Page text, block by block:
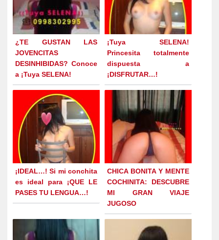
¿TE GUSTAN LAS
JOVENCITAS
DESINHIBIDAS? Conoce
a ¡Tuya SELENA!
¡Tuya SELENA!
Princesita totalmente
dispuesta a
¡DISFRUTAR…!
¡IDEAL…! Si mi conchita
es ideal para ¡QUE LE
PASES TU LENGUA…!
CHICA BONITA Y MENTE
COCHINITA: DESCUBRE
MI GRAN VIAJE
JUGOSO